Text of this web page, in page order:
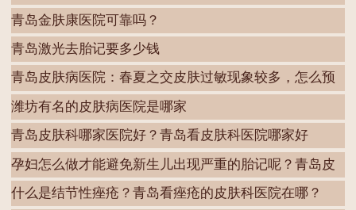
碑
青岛金肤康医院可靠吗？
青岛激光去胎记要多少钱
青岛皮肤病医院：春夏之交皮肤过敏现象较多，怎么预
防
潍坊有名的皮肤病医院是哪家
青岛皮肤科哪家医院好？青岛看皮肤科医院哪家好
孕妇怎么做才能避免新生儿出现严重的胎记呢？青岛皮
肤
什么是结节性痤疮？青岛看痤疮的皮肤科医院在哪？